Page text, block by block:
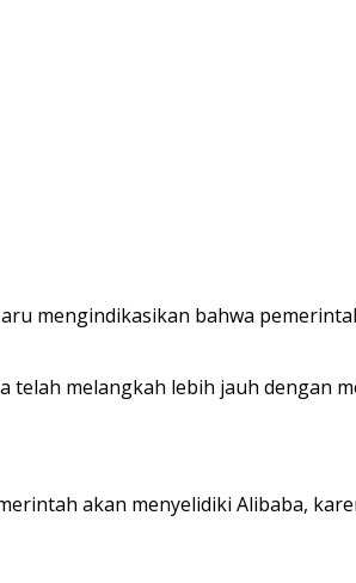
mengindikasikan bahwa
telah melangkah lebih jauh dengan
akan menyelidiki Alibaba,